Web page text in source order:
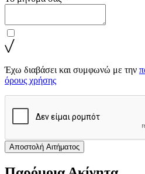
Έχω διαβάσει και συμφωνώ με την
όρους χρήσης
Αποστολή Αιτήματος